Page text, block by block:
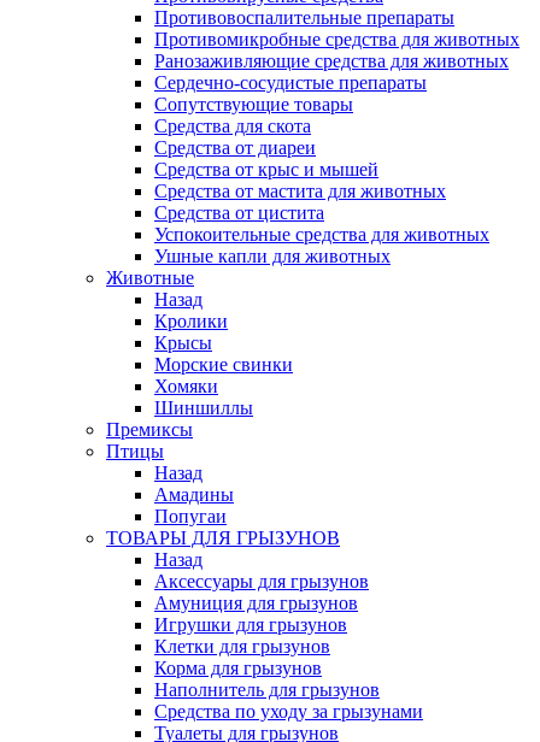
Противовоспалительные препараты
Противомикробные средства для животных
Ранозаживляющие средства для животных
Сердечно-сосудистые препараты
Сопутствующие товары
Средства для скота
Средства от диареи
Средства от крыс и мышей
Средства от мастита для животных
Средства от цистита
Успокоительные средства для животных
Ушные капли для животных
Животные
Назад
Кролики
Крысы
Морские свинки
Хомяки
Шиншиллы
Премиксы
Птицы
Назад
Амадины
Попугаи
ТОВАРЫ ДЛЯ ГРЫЗУНОВ
Назад
Аксессуары для грызунов
Амуниция для грызунов
Игрушки для грызунов
Клетки для грызунов
Корма для грызунов
Наполнитель для грызунов
Средства по уходу за грызунами
Туалеты для грызунов